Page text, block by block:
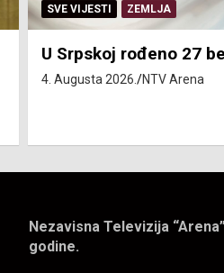
SERVISNE INFORMACIJE
Isključenja vode –
avgust
Nezavisna Televizija
godine.